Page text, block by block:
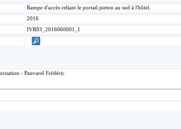
Rampe d'accès reliant le portail pieton au sud à l'hôtel.
2016
IVR93_2016060001_I
- Pauvarel Frédéric